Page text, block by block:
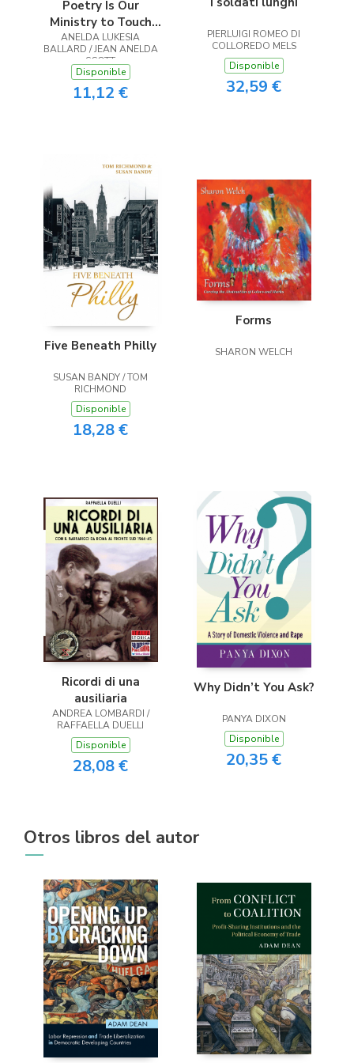
Poetry Is Our
Ministry to Touch
the Heart
ANELDA LUKESIA
BALLARD / JEAN ANELDA
SCOTT
Disponible
11,12 €
PIERLUIGI ROMEO DI
COLLOREDO MELS
Disponible
32,59 €
Five Beneath Philly
SUSAN BANDY / TOM
RICHMOND
Disponible
18,28 €
Forms
SHARON WELCH
Ricordi di una
ausiliaria
ANDREA LOMBARDI /
RAFFAELLA DUELLI
Disponible
28,08 €
Why Didn’t You Ask?
PANYA DIXON
Disponible
20,35 €
Otros libros del autor